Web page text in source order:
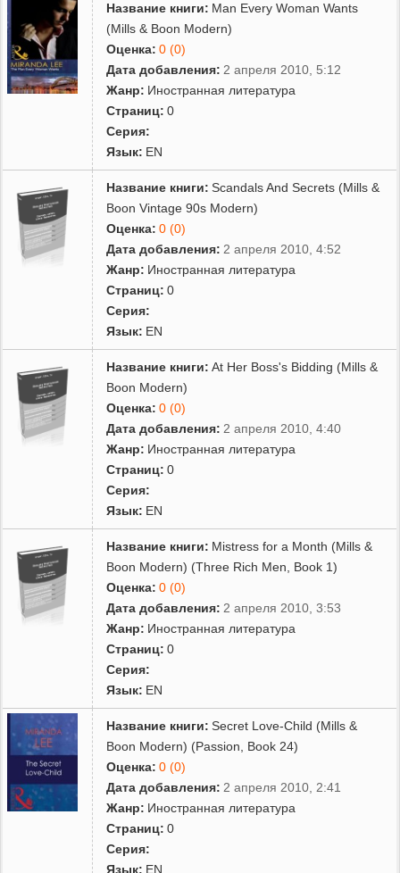
Название книги: Man Every Woman Wants
(Mills & Boon Modern)
Оценка: 0 (0)
Дата добавления: 2 апреля 2010, 5:12
Жанр: Иностранная литература
Страниц: 0
Серия:
Язык: EN
Название книги: Scandals And Secrets (Mills &
Boon Vintage 90s Modern)
Оценка: 0 (0)
Дата добавления: 2 апреля 2010, 4:52
Жанр: Иностранная литература
Страниц: 0
Серия:
Язык: EN
Название книги: At Her Boss's Bidding (Mills &
Boon Modern)
Оценка: 0 (0)
Дата добавления: 2 апреля 2010, 4:40
Жанр: Иностранная литература
Страниц: 0
Серия:
Язык: EN
Название книги: Mistress for a Month (Mills &
Boon Modern) (Three Rich Men, Book 1)
Оценка: 0 (0)
Дата добавления: 2 апреля 2010, 3:53
Жанр: Иностранная литература
Страниц: 0
Серия:
Язык: EN
Название книги: Secret Love-Child (Mills &
Boon Modern) (Passion, Book 24)
Оценка: 0 (0)
Дата добавления: 2 апреля 2010, 2:41
Жанр: Иностранная литература
Страниц: 0
Серия:
Язык: EN